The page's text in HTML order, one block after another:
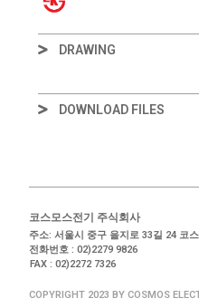
DRAWING
DOWNLOAD FILES
코스모스전기 주식회사
주소: 서울시 중구 을지로 33길 24 코
전화번호 : 02)2279 9826
FAX : 02)2272 7326
COPYRIGHT 2023 BY COSMOS